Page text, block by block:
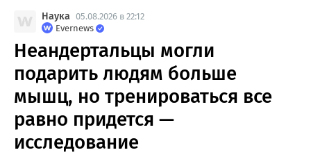
Наука 05.08.2026 в 22:12
Evernews
Неандертальцы могли
подарить людям больше
мышц, но тренироваться все
равно придется —
исследование